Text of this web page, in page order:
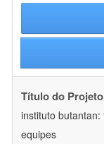
Título do
instituto
equipes